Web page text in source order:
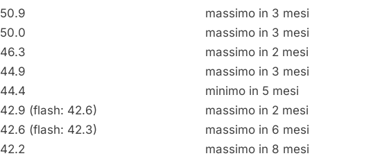
50.9
massimo in 3 mesi
50.0
massimo in 3 mesi
46.3
massimo in 2 mesi
44.9
massimo in 3 mesi
44.4
minimo in 5 mesi
42.9 (flash: 42.6)
massimo in 2 mesi
42.6 (flash: 42.3)
massimo in 6 mesi
42.2 massimo in 8 mesi